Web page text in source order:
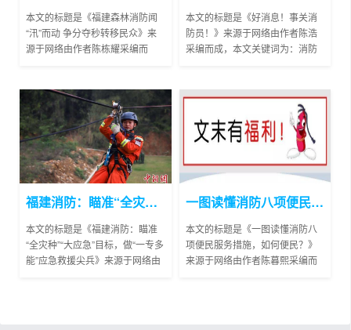
本文的标题是《福建森林消防闻
“汛”而动 争分夺秒转移民众》来
源于网络由作者陈栋耀采编而
中新网福州8月7日电 (熊...
本文的标题是《好消息！事关消
防员！》来源于网络由作者陈浩
采编而成，本文关键词为：消防
地之后近期江苏盐城和福...
福建消防：瞄准“全灾种”“大应急”目标，做“一专多能”应急救援尖兵
本文的标题是《福建消防：瞄准
“全灾种”“大应急”目标，做“一专多
能”应急救援尖兵》来源于网络由
一图读懂消防八项便民服务措施，如何便民？
本文的标题是《一图读懂消防八
项便民服务措施，如何便民？》
来源于网络由作者陈暮熙采编而